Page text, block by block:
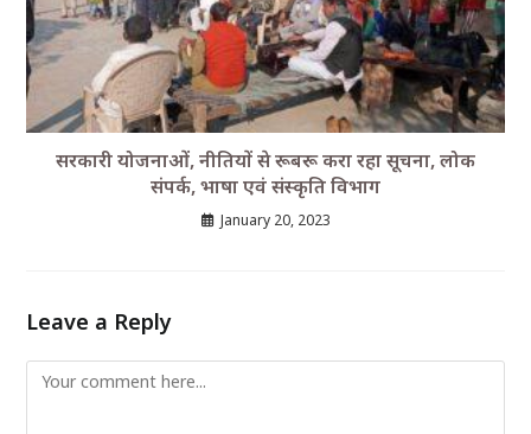
सरकारी योजनाओं, नीतियों से रूबरू करा रहा सूचना, लोक
संपर्क, भाषा एवं संस्कृति विभाग
January 20, 2023
Leave a Reply